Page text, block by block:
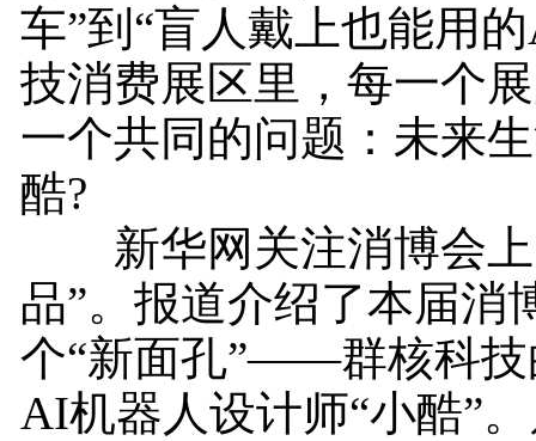
车”到“盲人戴上也能用
技消费展区里，每一个
一个共同的问题：未来
酷?
新华网关注消博会上
品”。报道介绍了本届消
个“新面孔”——群核科技
AI机器人设计师“小酷”